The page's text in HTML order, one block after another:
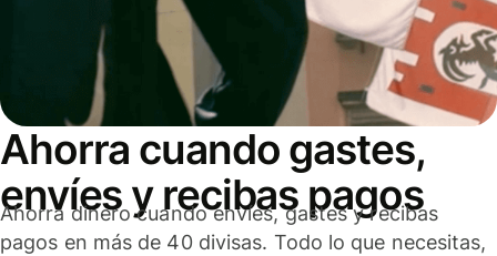
Ahorra cuando gastes,
envíes y recibas pagos
Ahorra dinero cuando envíes, gastes y recibas
pagos en más de 40 divisas. Todo lo que necesitas,